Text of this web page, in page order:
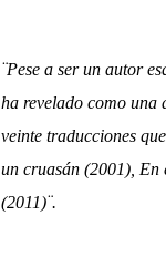
¨Pese a ser un autor
ha revelado como una
veinte traducciones
un cruasán (2001), En
(2011)¨.